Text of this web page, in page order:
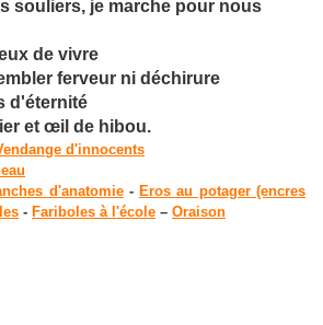
souliers, je marche pour nous
de vivre
ferveur ni déchirure
d'éternité
et œil de hibou.
d'innocents
d'anatomie- Eros au potager (encres
- Fariboles à l'école – Oraison